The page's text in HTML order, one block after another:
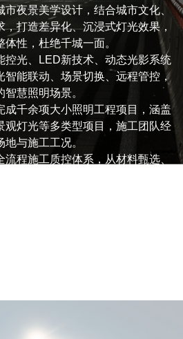
夜景美学设计，结合城市文化、
打造差异化、沉浸式灯光效果，
性，杜绝千城一面。
光、LED新技术、动态光影系统
智能联动、场景切换、远程管控，
慧照明场景。
千余项大小照明工程项目，涵盖
观灯光等多类型项目，施工团队经
与施工工况。
程施工质控体系，从材料甄选、
照明领域实现智慧化节碳节能
高可达70%，LED二次节能改造
动态调光，实现按需照明，精准
可控。
监测、智能调控、设备养护、数
客户无需额外投入，规避技术风
盏路灯、2000余栋亮化建筑运
明能源改造项目，高效解决能耗浪
。
化数据系统，实时监测设备运行
警、智能生成工单，降低运维成
光影、动态特效、智能声光联
打造沉浸式、互动式夜游场景，
感。
区夜景、市政公园、特色街区、
多类场景，灵活定制常态化亮化与
造景、主题氛围营造与光影演艺
，激活夜间消费，有效赋能地方文
的文旅灯光项目实操经验，标准